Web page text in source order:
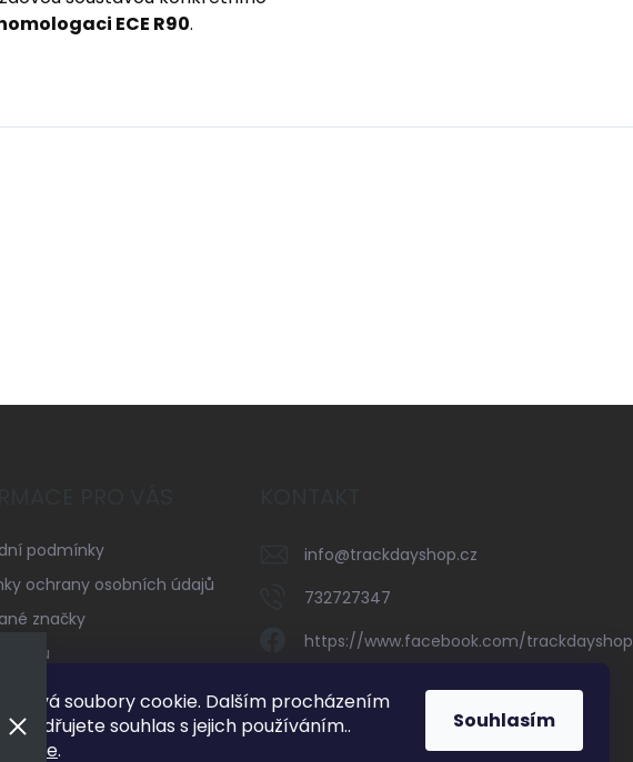
soubory cookie. Dalším procházením
souhlas s jejich používáním..
zde.
Souhlasím
ECE R90.
podmínky
ochrany osobních údajů
značky
info@trackdayshop.cz
732727347
https://www.facebook.com/trackdayshop
732727347